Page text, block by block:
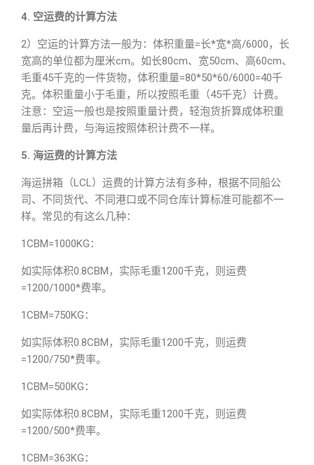
4. 空运费的计算方法
2）空运的计算方法一般为：体积重量=长*宽*高/6000，长
宽高的单位都为厘米cm。如长80cm、宽50cm、高60cm、
毛重45千克的一件货物，体积重量=80*50*60/6000=40千
克。体积重量小于毛重，所以按照毛重（45千克）计费。
注意：空运一般也是按照重量计费，轻泡货折算成体积重
量后再计费，与海运按照体积计费不一样。
5. 海运费的计算方法
海运拼箱（LCL）运费的计算方法有多种，根据不同船公
司、不同货代、不同港口或不同仓库计算标准可能都不一
样。常见的有这么几种：
1CBM=1000KG：
如实际体积0.8CBM，实际毛重1200千克，则运费
=1200/1000*费率。
1CBM=750KG：
如实际体积0.8CBM，实际毛重1200千克，则运费
=1200/750*费率。
1CBM=500KG：
如实际体积0.8CBM，实际毛重1200千克，则运费
=1200/500*费率。
1CBM=363KG：